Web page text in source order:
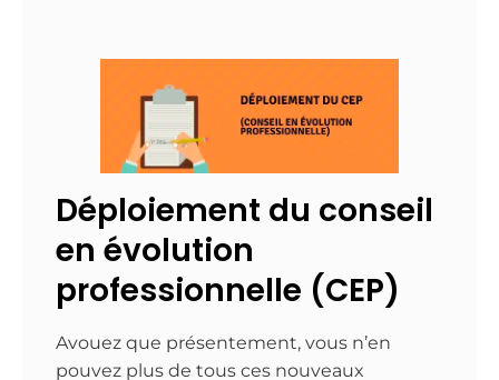
Déploiement du conseil
en évolution
professionnelle (CEP)
Avouez que présentement, vous n’en
pouvez plus de tous ces nouveaux